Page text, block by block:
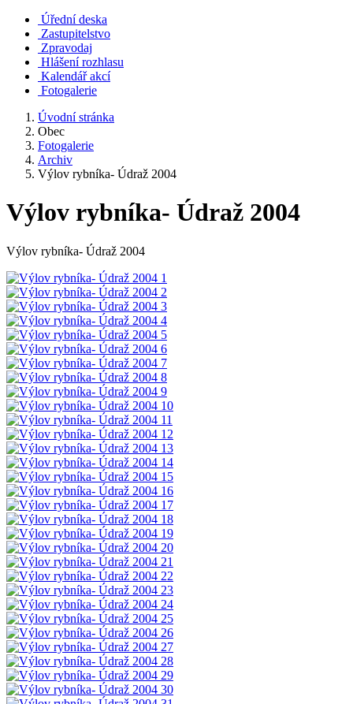
Úřední deska
Zastupitelstvo
Zpravodaj
Hlášení rozhlasu
Kalendář akcí
Fotogalerie
Úvodní stránka
Obec
Fotogalerie
Archiv
Výlov rybníka- Údraž 2004
Výlov rybníka- Údraž 2004
Výlov rybníka- Údraž 2004